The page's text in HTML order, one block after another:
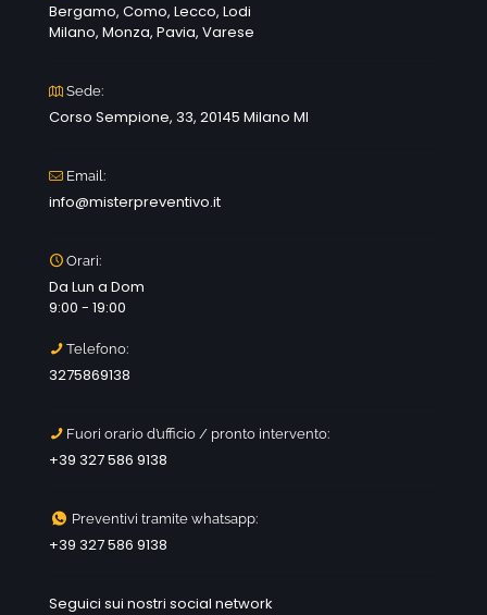
Bergamo, Como, Lecco, Lodi
Milano, Monza, Pavia, Varese
Sede:
Corso Sempione, 33, 20145 Milano MI
Email:
info@misterpreventivo.it
Orari:
Da Lun a Dom
9:00 - 19:00
Telefono:
3275869138
Fuori orario d’ufficio / pronto intervento:
+39 327 586 9138
Preventivi tramite whatsapp:
+39 327 586 9138
Seguici sui nostri social network